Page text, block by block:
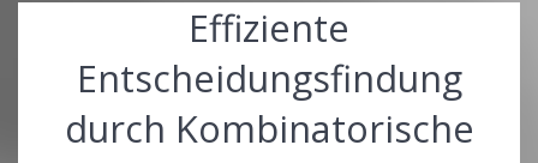
Effiziente
Entscheidungsfindung
durch Kombinatorische